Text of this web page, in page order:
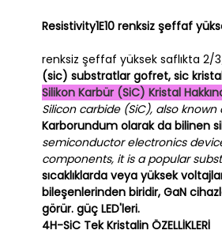
Resistivity1E10 renksiz şeffaf
renksiz şeffaf yüksek saflıkta 2/
(sic) substratlar gofret, sic
Silikon Karbür (SiC) Kristal
Silicon carbide (SiC), also
Karborundum olarak da bilinen
semiconductor electronics
components, it is a popular
sıcaklıklarda veya yüksek
bileşenlerinden biridir, GaN
görür. güç LED'leri.
4H-SiC Tek Kristalin ÖZELLİKLERİ